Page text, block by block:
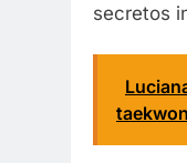
secretos